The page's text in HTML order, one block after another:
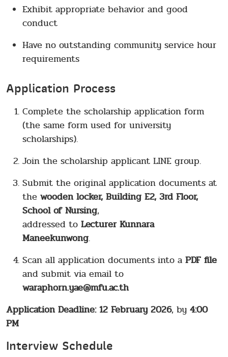
Exhibit appropriate behavior and good
conduct
Have no outstanding community service hour
requirements
Application Process
Complete the scholarship application form
(the same form used for university
scholarships).
Join the scholarship applicant LINE group.
Submit the original application documents at
the wooden locker, Building E2, 3rd Floor,
School of Nursing,
addressed to Lecturer Kunnara
Maneekunwong.
Scan all application documents into a PDF file
and submit via email to
waraphorn.yae@mfu.ac.th
Application Deadline:12 February 2026, by 4:00
PM
Interview Schedule